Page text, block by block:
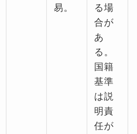
易。
る場
合が
あ
る。
国籍
基準
は説
明責
任が